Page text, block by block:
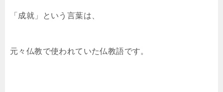
「成就」という言葉は、
元々仏教で使われていた仏教語です。